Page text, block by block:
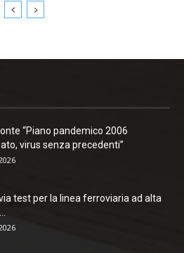
“Piano pandemico 2006
virus senza precedenti”
test per la linea ferroviaria ad alta